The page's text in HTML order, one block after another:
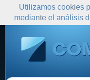
Utilizamos cookies
mediante el análisis